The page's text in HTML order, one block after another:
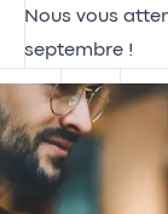
Nous vous
septembre !